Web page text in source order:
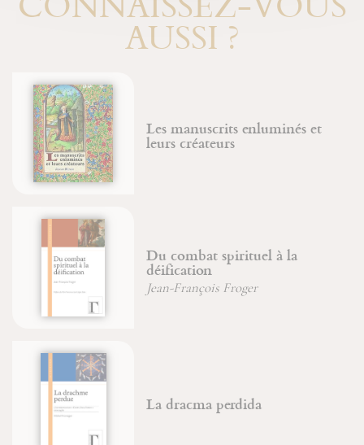
AUSSI ?
Les manuscrits enluminés et
leurs créateurs
Du combat spirituel à la
déification
Jean-François Froger
La dracma perdida